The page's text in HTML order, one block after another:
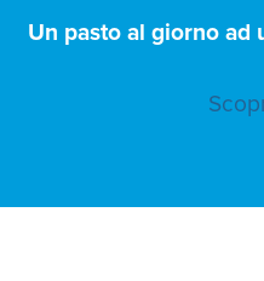
Un pasto al giorno ad